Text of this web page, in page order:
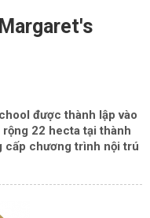
được thành lập vào
22 hecta tại thành
cấp chương trình nội trú